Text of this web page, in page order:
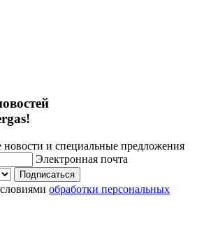
и специальные предложения
Электронная почта
Подписаться
обработки персональных